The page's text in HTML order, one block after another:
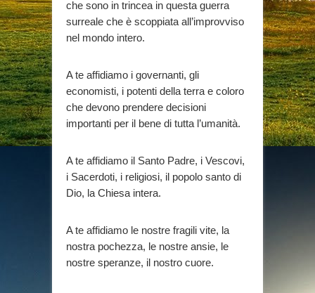
che sono in trincea in questa guerra
surreale che è scoppiata all’improvviso
nel mondo intero.
A te affidiamo i governanti, gli
economisti, i potenti della terra e coloro
che devono prendere decisioni
importanti per il bene di tutta l’umanità.
A te affidiamo il Santo Padre, i Vescovi,
i Sacerdoti, i religiosi, il popolo santo di
Dio, la Chiesa intera.
A te affidiamo le nostre fragili vite, la
nostra pochezza, le nostre ansie, le
nostre speranze, il nostro cuore.